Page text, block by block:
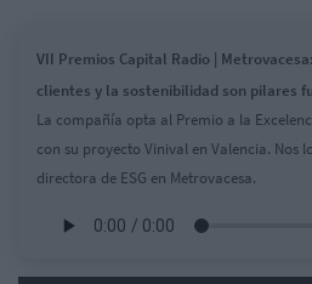
VII Premios Capital Radio |
clientes y la sostenibilidad son pilares
La compañía opta al Premio a la
con su proyecto Vinival en Valencia. Nos
directora de ESG en Metrovacesa.